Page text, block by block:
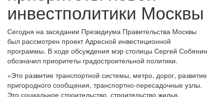
инвестполитики Москвы
Сегодня на заседании Президиума Правительства Москвы
был рассмотрен проект Адресной инвестиционной
программы. В ходе обсуждения мэр столицы Сергей Собянин
обозначил приоритеты градостроительной политики.
«Это развитие транспортной системы, метро, дорог, развитие
пригородного сообщения, транспортно-пересадочные узлы.
Это социальное строительство, строительство жилья,